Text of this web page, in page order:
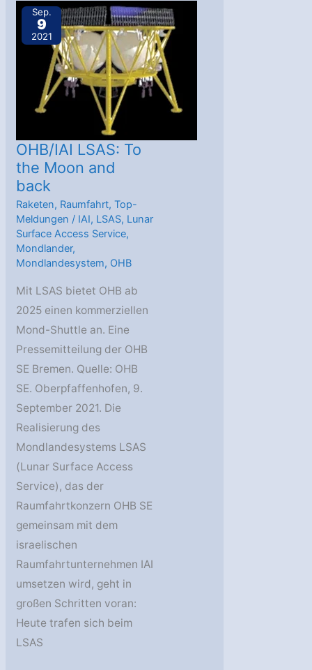
MoU
über
Mondlandesystem
Missionen
Sep.
9
2021
OHB/IAI LSAS: To
the Moon and
back
Raketen, Raumfahrt,Top-
Meldungen / IAI, LSAS, Lunar
Surface Access Service,
Mondlander,
Mondlandesystem, OHB
Mit LSAS bietet OHB ab
2025 einen kommerziellen
Mond-Shuttle an. Eine
Pressemitteilung der OHB
SE Bremen. Quelle: OHB
SE. Oberpfaffenhofen, 9.
September 2021. Die
Realisierung des
Mondlandesystems LSAS
(Lunar Surface Access
Service), das der
Raumfahrtkonzern OHB SE
gemeinsam mit dem
israelischen
Raumfahrtunternehmen IAI
umsetzen wird, geht in
großen Schritten voran:
Heute trafen sich beim
LSAS